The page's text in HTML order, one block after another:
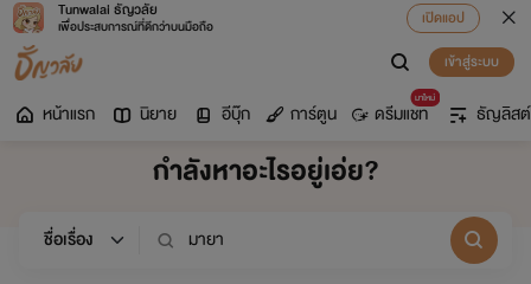
Tunwalai ธัญวลัย
เพื่อประสบการณ์ที่ดีกว่าบนมือถือ
เปิดแอป
เข้าสู่ระบบ
หน้าแรก นิยาย อีบุ๊ก การ์ตูน
มาใหม่
ดรีมแชท ธัญลิสต์
กำลังหาอะไรอยู่เอ่ย?